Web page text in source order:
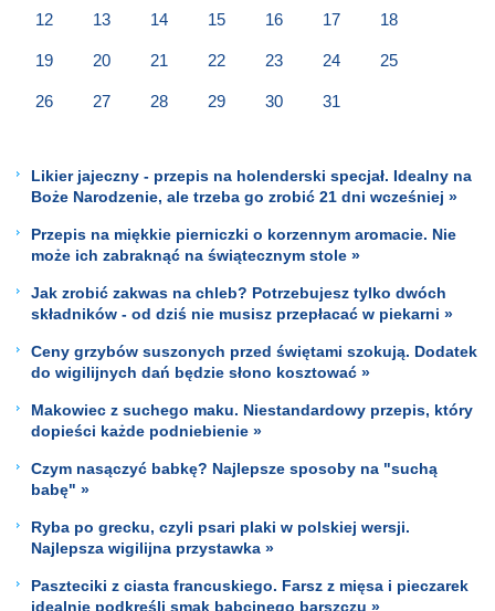
12 13 14 15 16 17 18
19 20 21 22 23 24 25
26 27 28 29 30 31
Likier jajeczny - przepis na holenderski specjał. Idealny na
Boże Narodzenie, ale trzeba go zrobić 21 dni wcześniej »
Przepis na miękkie pierniczki o korzennym aromacie. Nie
może ich zabraknąć na świątecznym stole »
Jak zrobić zakwas na chleb? Potrzebujesz tylko dwóch
składników - od dziś nie musisz przepłacać w piekarni »
Ceny grzybów suszonych przed świętami szokują. Dodatek
do wigilijnych dań będzie słono kosztować »
Makowiec z suchego maku. Niestandardowy przepis, który
dopieści każde podniebienie »
Czym nasączyć babkę? Najlepsze sposoby na "suchą
babę" »
Ryba po grecku, czyli psari plaki w polskiej wersji.
Najlepsza wigilijna przystawka »
Paszteciki z ciasta francuskiego. Farsz z mięsa i pieczarek
idealnie podkreśli smak babcinego barszczu »